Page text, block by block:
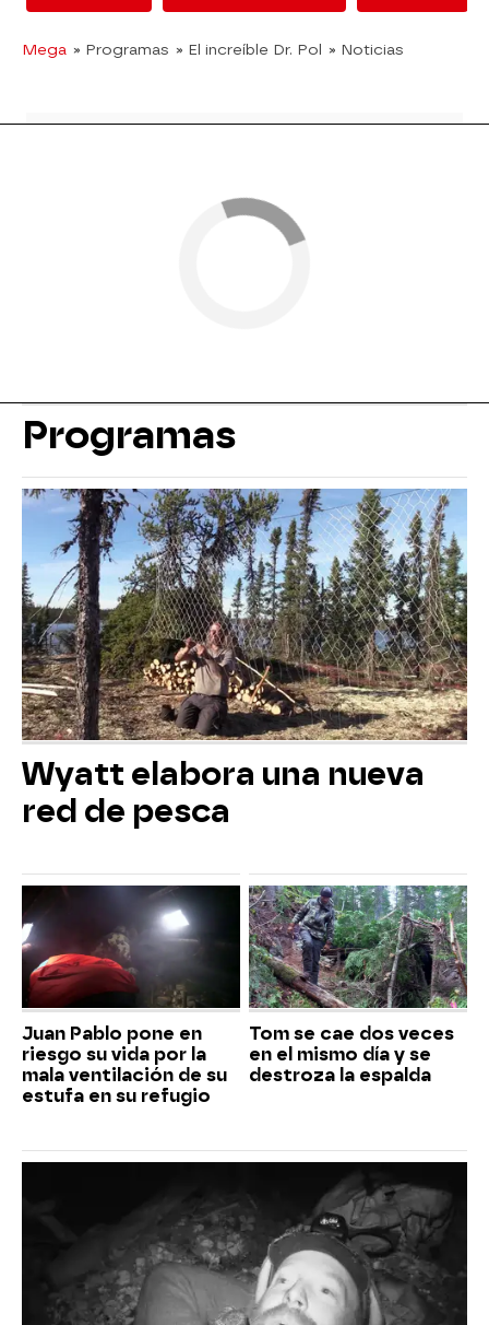
Mega » Programas » El increíble Dr. Pol » Noticias
Programas
Wyatt elabora una nueva
red de pesca
Juan Pablo pone en
riesgo su vida por la
mala ventilación de su
estufa en su refugio
Tom se cae dos veces
en el mismo día y se
destroza la espalda